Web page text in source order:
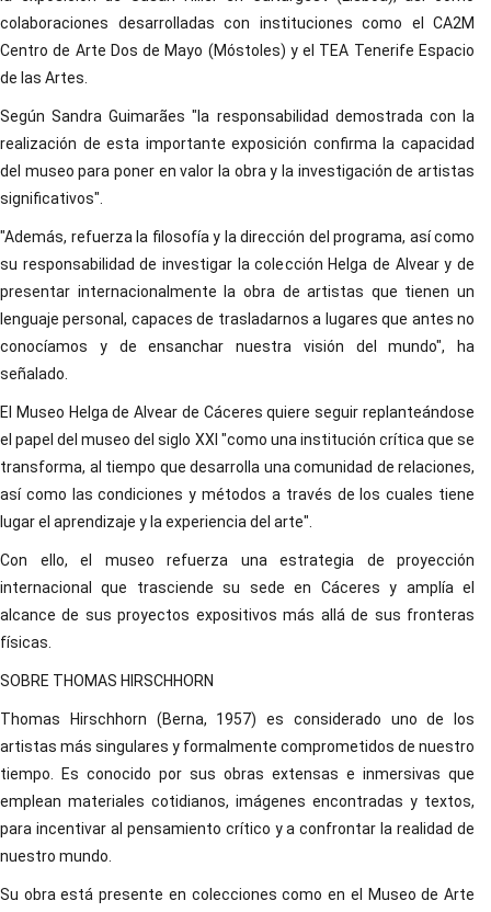
colaboraciones desarrolladas con instituciones como el CA2M
Centro de Arte Dos de Mayo (Móstoles) y el TEA Tenerife Espacio
de las Artes.
Según Sandra Guimarães "la responsabilidad demostrada con la
realización de esta importante exposición confirma la capacidad
del museo para poner en valor la obra y la investigación de artistas
significativos".
"Además, refuerza la filosofía y la dirección del programa, así como
su responsabilidad de investigar la colección Helga de Alvear y de
presentar internacionalmente la obra de artistas que tienen un
lenguaje personal, capaces de trasladarnos a lugares que antes no
conocíamos y de ensanchar nuestra visión del mundo", ha
señalado.
El Museo Helga de Alvear de Cáceres quiere seguir replanteándose
el papel del museo del siglo XXI "como una institución crítica que se
transforma, al tiempo que desarrolla una comunidad de relaciones,
así como las condiciones y métodos a través de los cuales tiene
lugar el aprendizaje y la experiencia del arte".
Con ello, el museo refuerza una estrategia de proyección
internacional que trasciende su sede en Cáceres y amplía el
alcance de sus proyectos expositivos más allá de sus fronteras
físicas.
SOBRE THOMAS HIRSCHHORN
Thomas Hirschhorn (Berna, 1957) es considerado uno de los
artistas más singulares y formalmente comprometidos de nuestro
tiempo. Es conocido por sus obras extensas e inmersivas que
emplean materiales cotidianos, imágenes encontradas y textos,
para incentivar al pensamiento crítico y a confrontar la realidad de
nuestro mundo.
Su obra está presente en colecciones como en el Museo de Arte